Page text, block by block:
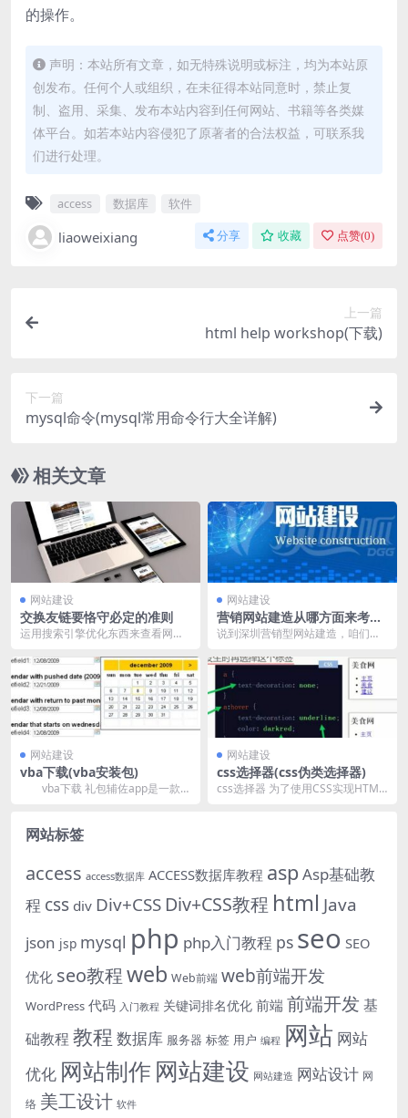
的操作。
声明：本站所有文章，如无特殊说明或标注，均为本站原
创发布。任何个人或组织，在未征得本站同意时，禁止复
制、盗用、采集、发布本站内容到任何网站、书籍等各类媒
体平台。如若本站内容侵犯了原著者的合法权益，可联系我
们进行处理。
access 数据库 软件
liaoweixiang 分享 收藏 点赞(0)
上一篇
html help workshop(下载)
下一篇
mysql命令(mysql常用命令行大全详解)
相关文章
网站建设
交换友链要恪守必定的准则
运用搜索引擎优化东西来查看网站
然后在3天内拍照。假...
网站建设
营销网站建造从哪方面来考虑
制作
说到深圳营销型网站建造，咱们就
造，只要理解它的定义...
网站建设
vba下载(vba安装包)
vba下载 礼包辅佐app是一款强
网站建设
css选择器(css伪类选择器)
css选择器 为了使用CSS实现HTML
网站标签
access access数据库 ACCESS数据库教程 asp Asp基础教
程 css div Div+CSS Div+CSS教程 html Java
json jsp mysql php php入门教程 ps seo SEO
优化 seo教程web Web前端 web前端开发
WordPress 代码 入门教程 关键词排名优化 前端 前端开发 基
础教程 教程 数据库 服务器 标签 用户 编程 网站 网站
优化 网站制作 网站建设 网站建造 网站设计 网
络 美工设计 软件